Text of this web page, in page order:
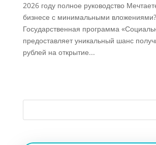
2026 году полное руководство
бизнесе с минимальными вложениями?
Государственная программа
предоставляет уникальный шанс
рублей на открытие...